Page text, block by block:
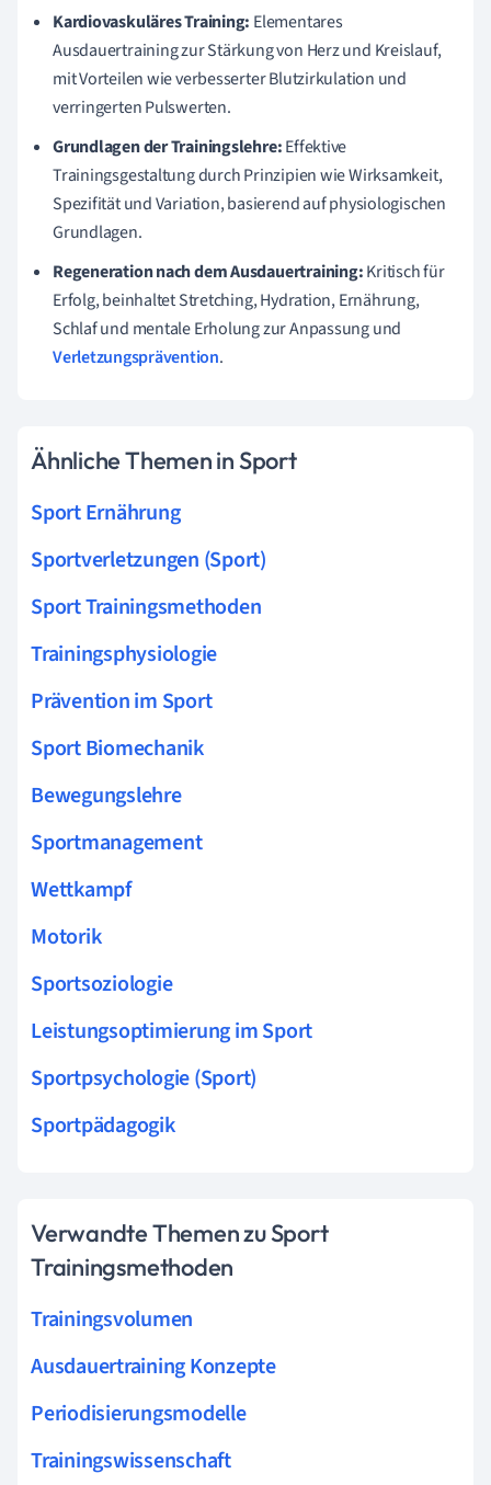
Kardiovaskuläres Training: Elementares
Ausdauertraining zur Stärkung von Herz und Kreislauf,
mit Vorteilen wie verbesserter Blutzirkulation und
verringerten Pulswerten.
Grundlagen der Trainingslehre:Effektive
Trainingsgestaltung durch Prinzipien wie Wirksamkeit,
Spezifität und Variation, basierend auf physiologischen
Grundlagen.
Regeneration nach dem Ausdauertraining:Kritisch für
Erfolg, beinhaltet Stretching, Hydration, Ernährung,
Schlaf und mentale Erholung zur Anpassung und
Verletzungsprävention.
Ähnliche Themen in Sport
Sport Ernährung
Sportverletzungen (Sport)
Sport Trainingsmethoden
Trainingsphysiologie
Prävention im Sport
Sport Biomechanik
Bewegungslehre
Sportmanagement
Wettkampf
Motorik
Sportsoziologie
Leistungsoptimierung im Sport
Sportpsychologie (Sport)
Sportpädagogik
Verwandte Themen zu Sport
Trainingsmethoden
Trainingsvolumen
Ausdauertraining Konzepte
Periodisierungsmodelle
Trainingswissenschaft